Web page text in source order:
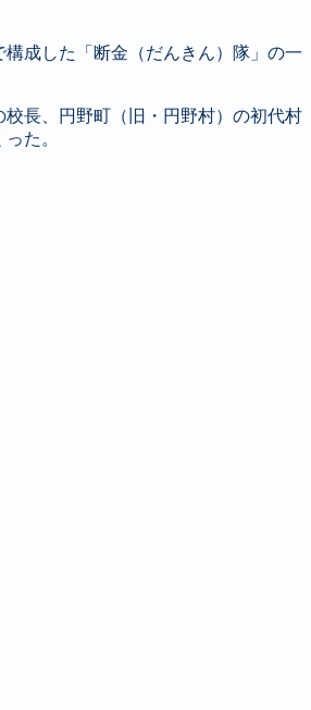
構成した「断金（だんきん）隊」の一
長、円野町（旧・円野村）の初代村
た。